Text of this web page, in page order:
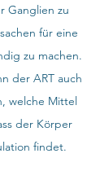
Ganglien zu
für eine
zu machen.
der ART auch
welche Mittel
der Körper
findet.